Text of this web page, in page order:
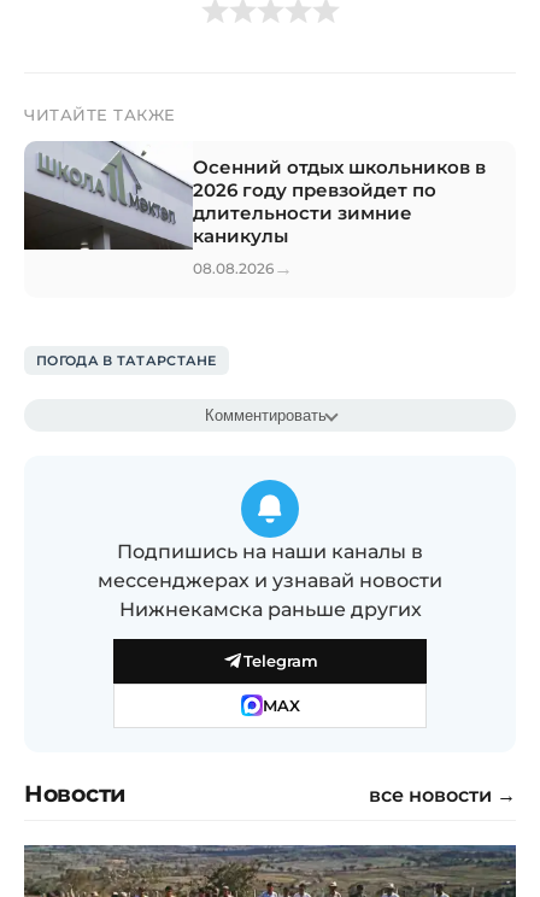
ЧИТАЙТЕ ТАКЖЕ
Осенний отдых школьников в
2026 году превзойдет по
длительности зимние
каникулы
08.08.2026 →
ПОГОДА В ТАТАРСТАНЕ
Комментировать
Подпишись на наши каналы в
мессенджерах и узнавай новости
Нижнекамска раньше других
Telegram
MAX
Новости все новости →